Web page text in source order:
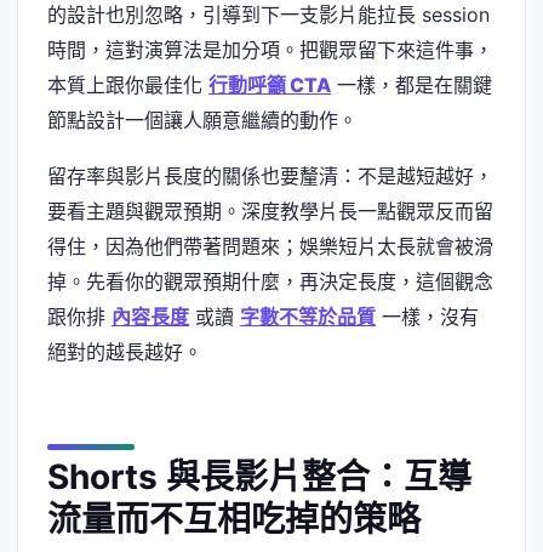
的設計也別忽略，引導到下一支影片能拉長 session
時間，這對演算法是加分項。把觀眾留下來這件事，
本質上跟你最佳化 行動呼籲 CTA 一樣，都是在關鍵
節點設計一個讓人願意繼續的動作。
留存率與影片長度的關係也要釐清：不是越短越好，
要看主題與觀眾預期。深度教學片長一點觀眾反而留
得住，因為他們帶著問題來；娛樂短片太長就會被滑
掉。先看你的觀眾預期什麼，再決定長度，這個觀念
跟你排 內容長度 或讀 字數不等於品質 一樣，沒有
絕對的越長越好。
Shorts 與長影片整合：互導
流量而不互相吃掉的策略